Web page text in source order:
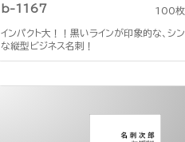
b-1167 100枚
インパクト大！！黒いラインが印象的な、シ
な縦型ビジネス名刺！